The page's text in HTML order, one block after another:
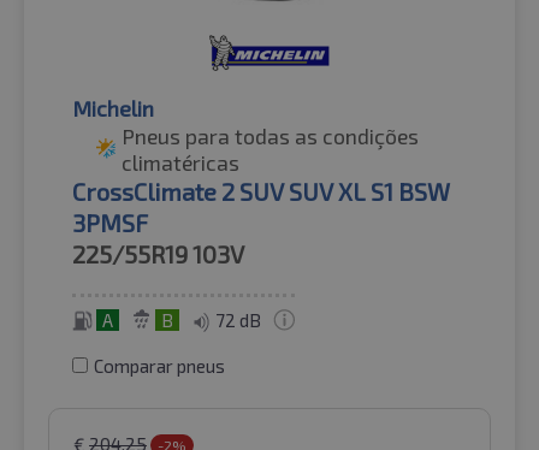
Michelin
Pneus para todas as condições
climatéricas
CrossClimate 2 SUV SUV XL S1 BSW
3PMSF
225/55R19103V
A B 72 dB
Comparar pneus
€ 204.25 -2%